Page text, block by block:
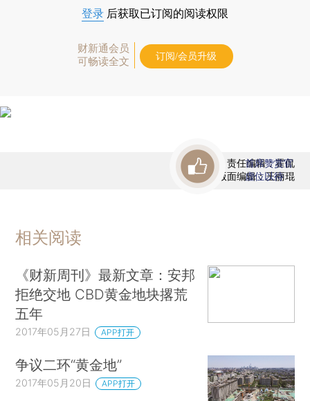
登录 后获取已订阅的阅读权限
财新通会员
可畅读全文
订阅/会员升级
责任编辑：霍侃
版面编辑：王丽琨
首席赞赏官
虚位以待
相关阅读
《财新周刊》最新文章：安邦
拒绝交地 CBD黄金地块撂荒
五年
2017年05月27日 APP打开
争议二环“黄金地”
2017年05月20日 APP打开